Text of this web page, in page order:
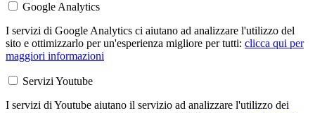
Google Analytics
I servizi di Google Analytics ci aiutano ad analizzare l'utilizzo del
sito e ottimizzarlo per un'esperienza migliore per tutti: clicca qui per
maggiori informazioni
Servizi Youtube
I servizi di Youtube aiutano il servizio ad analizzare l'utilizzo dei